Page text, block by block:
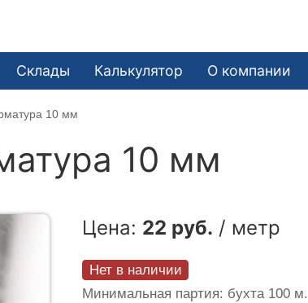
Склады Калькулятор О компании
10 мм
10 мм
Цена: 22 руб. / метр
Нет в наличии
Минимальная партия: бухта 100 м.